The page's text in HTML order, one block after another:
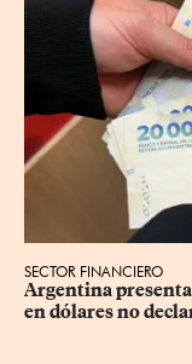
SECTOR FINANCIERO
Argentina
en dólares no